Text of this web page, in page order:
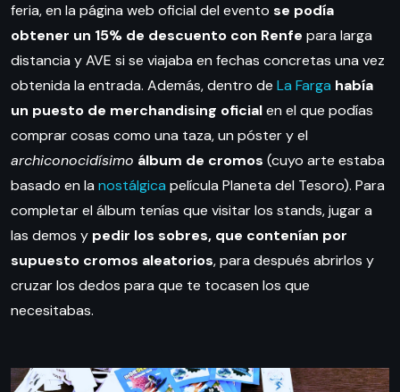
feria, en la página web oficial del evento se podía
obtener un 15% de descuento con Renfe para larga
distancia y AVE si se viajaba en fechas concretas una vez
obtenida la entrada. Además, dentro de La Farga había
un puesto de merchandising oficialen el que podías
comprar cosas como una taza, un póster y el
archiconocidísimo álbum de cromos (cuyo arte estaba
basado en la nostálgica película Planeta del Tesoro). Para
completar el álbum tenías que visitar los stands, jugar a
las demos y pedir los sobres, que contenían por
supuesto cromos aleatorios, para después abrirlos y
cruzar los dedos para que te tocasen los que
necesitabas.